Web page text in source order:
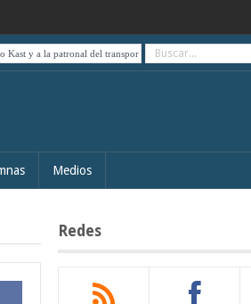
patronal del transporte público, de paro el día de las
Medios
Redes